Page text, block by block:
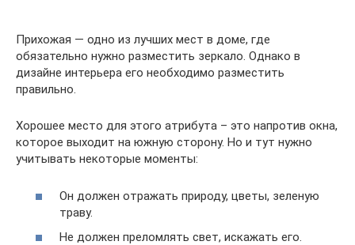
Прихожая — одно из лучших мест в доме, где
обязательно нужно разместить зеркало. Однако в
дизайне интерьера его необходимо разместить
правильно.
Хорошее место для этого атрибута – это напротив окна,
которое выходит на южную сторону. Но и тут нужно
учитывать некоторые моменты:
Он должен отражать природу, цветы, зеленую
траву.
Не должен преломлять свет, искажать его.